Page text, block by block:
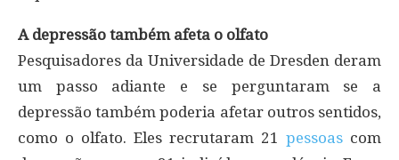
A depressão também afeta o olfato
Pesquisadores da Universidade de Dresden deram
um passo adiante e se perguntaram se a
depressão também poderia afetar outros sentidos,
como o olfato. Eles recrutaram 21 pessoas com